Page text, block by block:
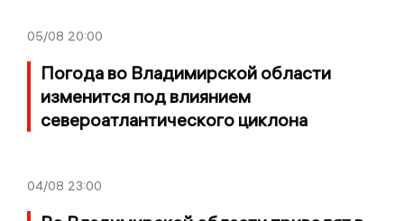
05/08 20:00
Погода во Владимирской области
изменится под влиянием
североатлантического циклона
04/08 23:00